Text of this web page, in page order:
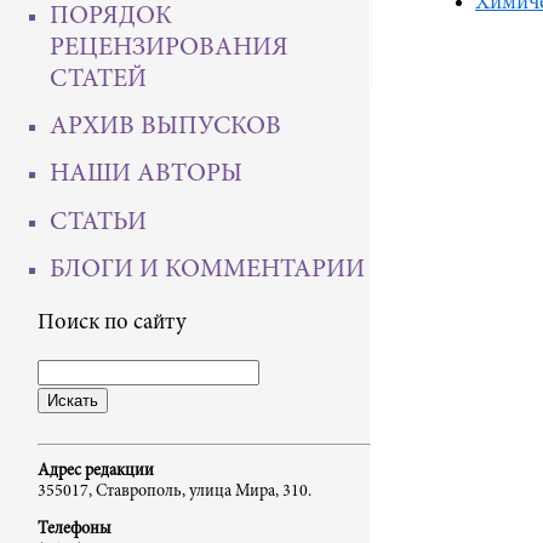
ПОРЯДОК
РЕЦЕНЗИРОВАНИЯ
СТАТЕЙ
АРХИВ ВЫПУСКОВ
НАШИ АВТОРЫ
СТАТЬИ
БЛОГИ И КОММЕНТАРИИ
Поиск по сайту
Адрес редакции
355017, Ставрополь, улица Мира, 310.
Телефоны